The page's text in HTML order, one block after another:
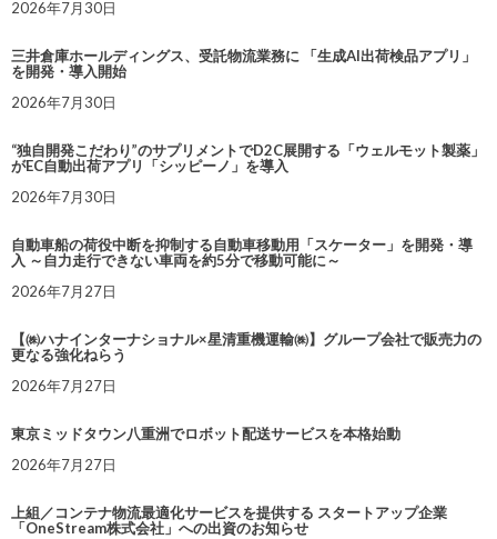
2026年7月30日
三井倉庫ホールディングス、受託物流業務に 「生成AI出荷検品アプリ」
を開発・導入開始
2026年7月30日
“独自開発こだわり”のサプリメントでD2C展開する「ウェルモット製薬」
がEC自動出荷アプリ「シッピーノ」を導入
2026年7月30日
自動車船の荷役中断を抑制する自動車移動用「スケーター」を開発・導
入 ～自力走行できない車両を約5分で移動可能に～
2026年7月27日
【㈱ハナインターナショナル×星清重機運輸㈱】グループ会社で販売力の
更なる強化ねらう
2026年7月27日
東京ミッドタウン八重洲でロボット配送サービスを本格始動
2026年7月27日
上組／コンテナ物流最適化サービスを提供する スタートアップ企業
「OneStream株式会社」への出資のお知らせ